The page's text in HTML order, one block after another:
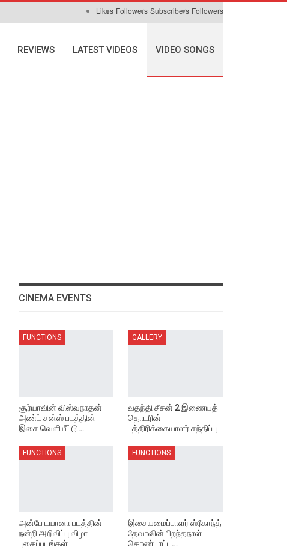
Likes Followers Subscribers Followers
REVIEWS LATEST VIDEOS VIDEO SONGS
CINEMA EVENTS
FUNCTIONS
சூர்யாவின் விஸ்வநாதன்
அண்ட் சன்ஸ் படத்தின்
இசை வெளியீட்டு…
GALLERY
வதந்தி சீசன் 2 இணையத்
தொடரின்
பத்திரிக்கையாளர் சந்திப்பு
FUNCTIONS
அன்பே டயானா படத்தின்
நன்றி அறிவிப்பு விழா
புகைப்படங்கள்
FUNCTIONS
இசையமைப்பாளர் ஸ்ரீகாந்த்
தேவாவின் பிறந்தநாள்
கொண்டாட்ட…